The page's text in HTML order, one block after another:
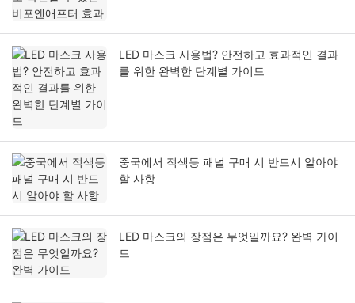
LED 마스크 사용법? 안전하고 효과적인 결과
를 위한 완벽한 단계별 가이드
중국에서 적색등 패널 구매 시 반드시 알아야
할 사항
LED 마스크의 장점은 무엇일까요? 완벽 가이
드